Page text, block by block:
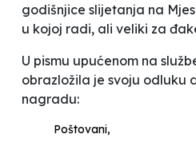
godišnjice slijetanja na
u kojoj radi, ali veliki za
U pismu upućenom na
obrazložila je svoju odluku
nagradu:
Poštovani,